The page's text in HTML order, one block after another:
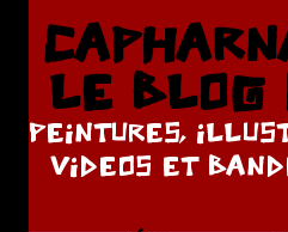
Aller
contenuLE BLOG
PEINTURES,
VIDEOS ET